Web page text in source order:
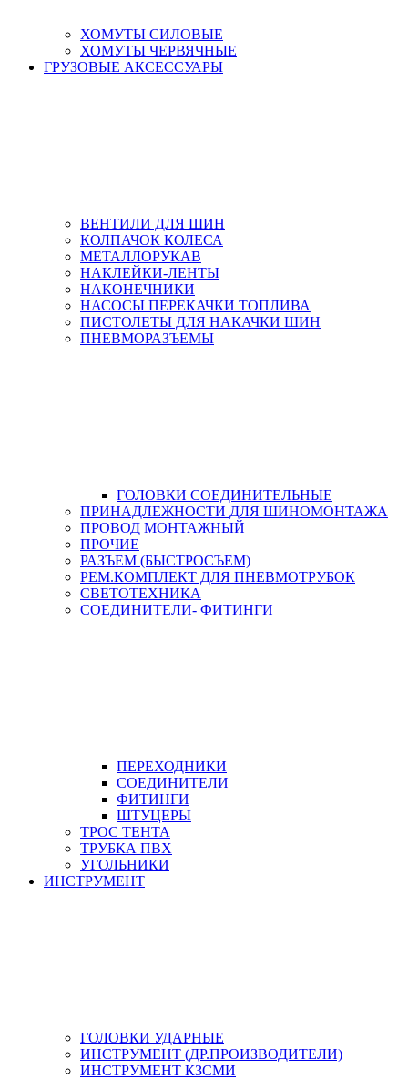
ХОМУТЫ СИЛОВЫЕ
ХОМУТЫ ЧЕРВЯЧНЫЕ
ГРУЗОВЫЕ АКСЕССУАРЫ
ВЕНТИЛИ ДЛЯ ШИН
КОЛПАЧОК КОЛЕСА
МЕТАЛЛОРУКАВ
НАКЛЕЙКИ-ЛЕНТЫ
НАКОНЕЧНИКИ
НАСОСЫ ПЕРЕКАЧКИ ТОПЛИВА
ПИСТОЛЕТЫ ДЛЯ НАКАЧКИ ШИН
ПНЕВМОРАЗЪЕМЫ
ГОЛОВКИ СОЕДИНИТЕЛЬНЫЕ
ПРИНАДЛЕЖНОСТИ ДЛЯ ШИНОМОНТАЖА
ПРОВОД МОНТАЖНЫЙ
ПРОЧИЕ
РАЗЪЕМ (БЫСТРОСЪЕМ)
РЕМ.КОМПЛЕКТ ДЛЯ ПНЕВМОТРУБОК
СВЕТОТЕХНИКА
СОЕДИНИТЕЛИ- ФИТИНГИ
ПЕРЕХОДНИКИ
СОЕДИНИТЕЛИ
ФИТИНГИ
ШТУЦЕРЫ
ТРОС ТЕНТА
ТРУБКА ПВХ
УГОЛЬНИКИ
ИНСТРУМЕНТ
ГОЛОВКИ УДАРНЫЕ
ИНСТРУМЕНТ (ДР.ПРОИЗВОДИТЕЛИ)
ИНСТРУМЕНТ КЗСМИ